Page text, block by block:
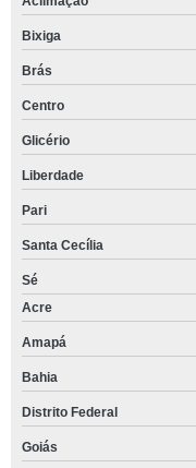
Bixiga
Brás
Centro
Glicério
Liberdade
Pari
Santa Cecília
Sé
Acre
Amapá
Bahia
Distrito Federal
Goiás